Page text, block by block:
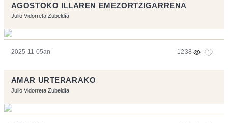
AGOSTOKO ILLAREN EMEZORTZIGARRENA
Julio Vidorreta Zubeldía
2025-11-05an 1238
AMAR URTERARAKO
Julio Vidorreta Zubeldía